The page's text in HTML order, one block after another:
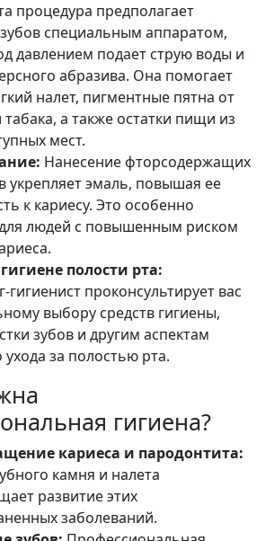
процедура предполагает
специальным аппаратом,
давлением подает струю воды и
абразива. Она помогает
налет, пигментные пятна от
а также остатки пищи из
мест.
Нанесение фторсодержащих
укрепляет эмаль, повышая ее
к кариесу. Это особенно
людей с повышенным риском
полости рта:
гигиенист проконсультирует вас
выбору средств гигиены,
зубов и другим аспектам
за полостью рта.
гигиена?
кариеса и пародонтита:
камня и налета
развитие этих
заболеваний.